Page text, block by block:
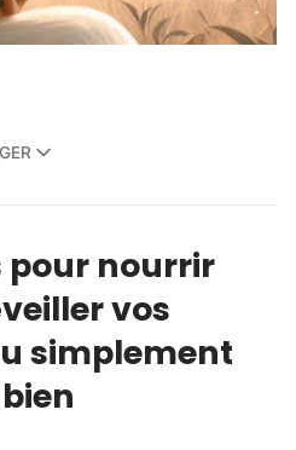
pour nourrir
vos
simplement